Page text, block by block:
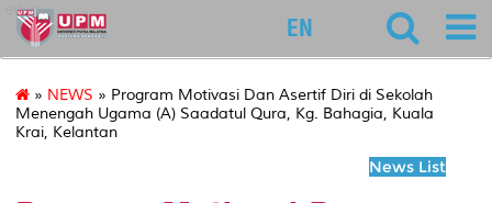
educ
EN
» NEWS » Program Motivasi Dan Asertif Diri di Sekolah
Menengah Ugama (A) Saadatul Qura, Kg. Bahagia, Kuala
Krai, Kelantan
News List